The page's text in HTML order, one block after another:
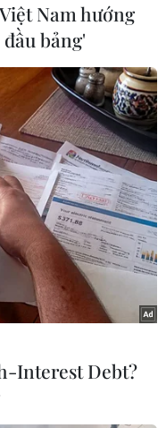
sách 8 nền
6/10, IMF dự báo
kinh tế lớn nhất thế
thứ 7 hiện nay.
Nam hướng
bảng'
Interest Debt?